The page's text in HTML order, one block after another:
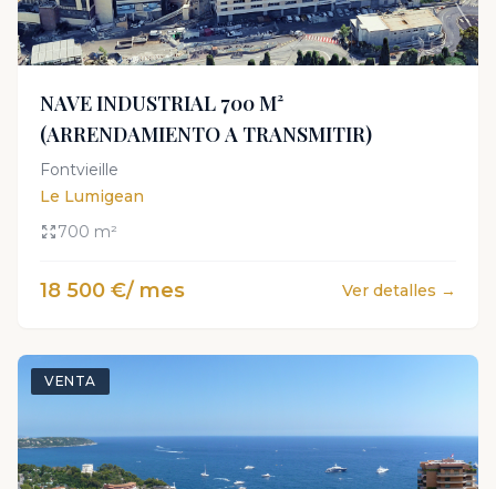
NAVE INDUSTRIAL 700 M²
(ARRENDAMIENTO A TRANSMITIR)
Fontvieille
Le Lumigean
700 m²
18 500 €/ mes Ver detalles →
VENTA